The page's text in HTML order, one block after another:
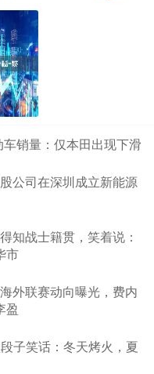
销量：仅本田出现下滑
公司在深圳成立新能源
知战士籍贯，笑着说：
市
外联赛动向曝光，费内
盈
子笑话：冬天烤火，夏